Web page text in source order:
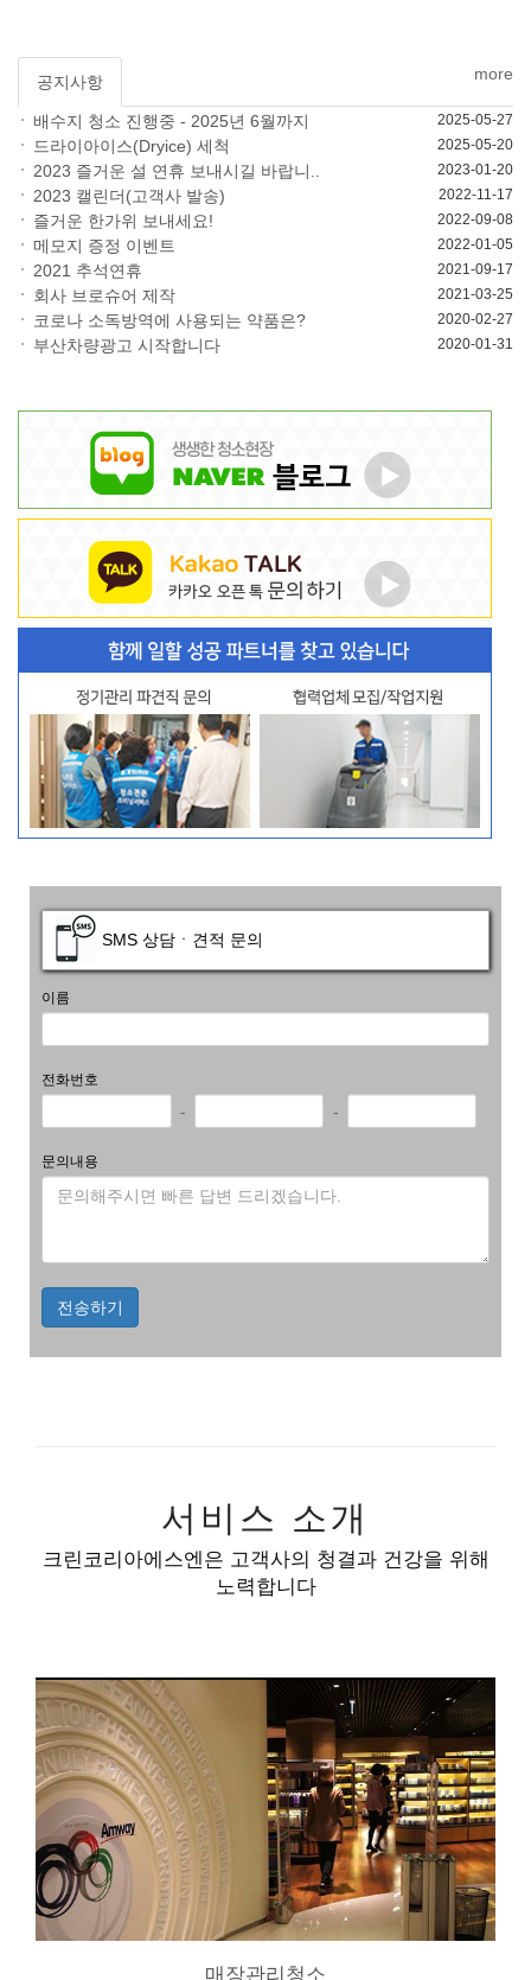
공지사항 more
배수지 청소 진행중 - 2025년 6월까지 2025-05-27
드라이아이스(Dryice) 세척 2025-05-20
2023 즐거운 설 연휴 보내시길 바랍니.. 2023-01-20
2023 캘린더(고객사 발송) 2022-11-17
즐거운 한가위 보내세요! 2022-09-08
메모지 증정 이벤트 2022-01-05
2021 추석연휴 2021-09-17
회사 브로슈어 제작 2021-03-25
코로나 소독방역에 사용되는 약품은? 2020-02-27
부산차량광고 시작합니다 2020-01-31
SMS 상담ㆍ견적 문의
이름
전화번호
- -
문의내용
전송하기
서비스 소개
크린코리아에스엔은 고객사의 청결과 건강을 위해
노력합니다
매장관리청소